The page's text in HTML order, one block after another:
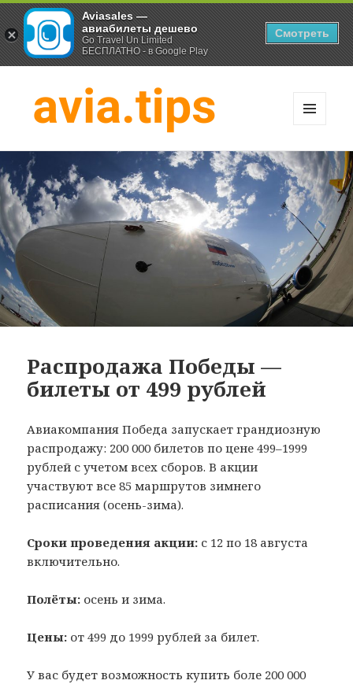
Хитрости экономных
путешественников
ВИДЖЕТЫ
Распродажа Победы —
билеты от 499 рублей
Авиакомпания Победа запускает грандиозную
распродажу: 200 000 билетов по цене 499–1999
рублей с учетом всех сборов. В акции
участвуют все 85 маршрутов зимнего
расписания (осень-зима).
Сроки проведения акции: с 12 по 18 августа
включительно.
Полёты: осень и зима.
Цены: от 499 до 1999 рублей за билет.
У вас будет возможность купить боле 200 000
Aviasales —
авиабилеты дешево
Go Travel Un Limited
БЕСПЛАТНО - в Google Play
Смотреть